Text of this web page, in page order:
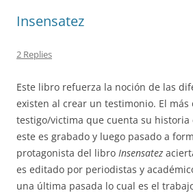
Insensatez
2 Replies
Este libro refuerza la noción de las
existen al crear un testimonio. El más
testigo/victima que cuenta su historia
este es grabado y luego pasado a
protagonista del libro Insensatez
es editado por periodistas y
una última pasada lo cual es el